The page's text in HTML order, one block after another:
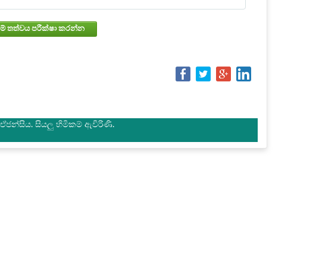
වෙන්කරවා ගැනීමේ තත්වය පරීක්ෂා කරන්න
ඒජන්සිය. සියලු හිමිකම් ඇවිරිණි.